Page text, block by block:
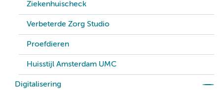
Ziekenhuischeck
Verbeterde Zorg Studio
Proefdieren
Huisstijl Amsterdam UMC
Digitalisering